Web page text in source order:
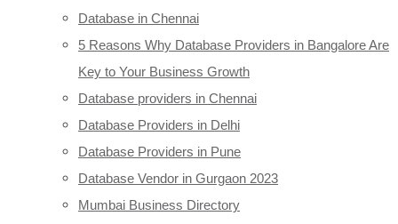
Database in Chennai
5 Reasons Why Database Providers in Bangalore Are
Key to Your Business Growth
Database providers in Chennai
Database Providers in Delhi
Database Providers in Pune
Database Vendor in Gurgaon 2023
Mumbai Business Directory